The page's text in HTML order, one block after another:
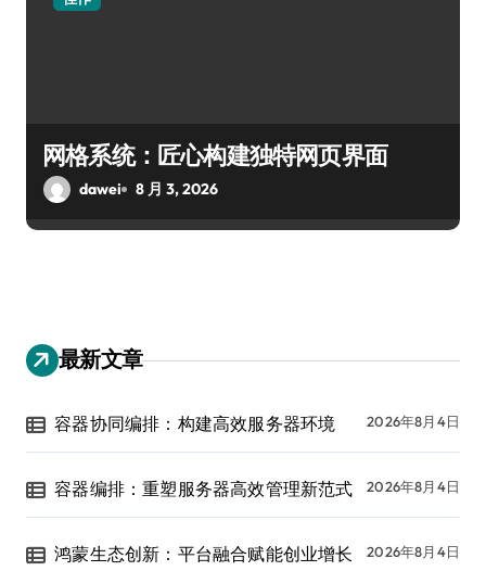
网格系统：匠心构建独特网页界面
dawei 8 月 3, 2026
最新文章
容器协同编排：构建高效服务器环境 2026年8月4日
容器编排：重塑服务器高效管理新范式 2026年8月4日
鸿蒙生态创新：平台融合赋能创业增长 2026年8月4日